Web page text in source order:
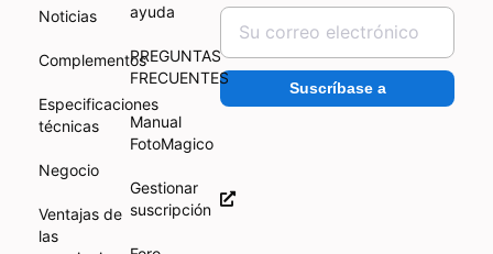
Noticias
Complementos
Especificaciones
técnicas
Negocio
Ventajas de
las
ayuda
PREGUNTAS
FRECUENTES
Manual
FotoMagico
Gestionar
suscripción
Suscríbase a